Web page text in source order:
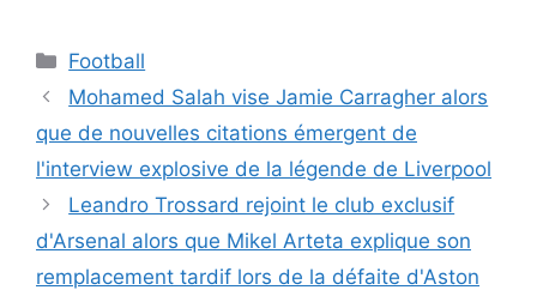
Catégories
Football
Mohamed Salah vise Jamie Carragher alors
que de nouvelles citations émergent de
l'interview explosive de la légende de Liverpool
Leandro Trossard rejoint le club exclusif
d'Arsenal alors que Mikel Arteta explique son
remplacement tardif lors de la défaite d'Aston